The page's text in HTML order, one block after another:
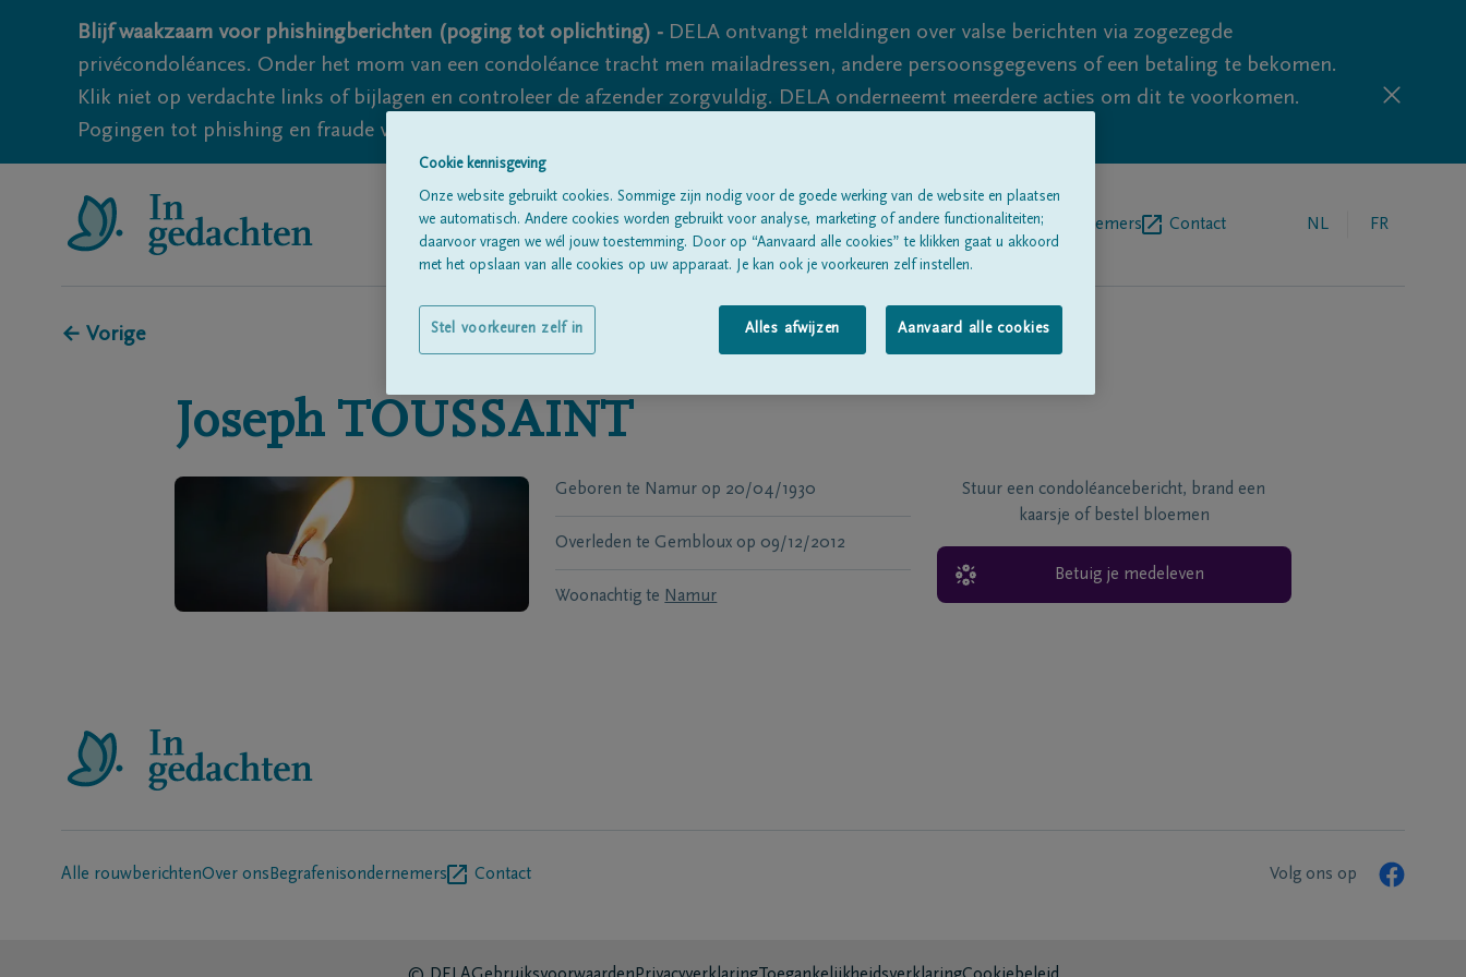
Blijf waakzaam voor phishingberichten (poging tot oplichting) - DELA ontvangt meldingen over valse berichten via zogezegde
privécondoléances. Onder het mom van een condoléance tracht men mailadressen, andere persoonsgegevens of een betaling te bekomen.
Klik niet op verdachte links of bijlagen en controleer de afzender zorgvuldig. DELA onderneemt meerdere acties om dit te voorkomen.
Pogingen tot phishing en fraude vallen echter nooit volledig uit te sluiten, dus blijf waakzaam.
Alle rouwberichten Over onsBegrafenisondernemers Contact NL FR
← Vorige
Joseph TOUSSAINT
Geboren te Namur op 20/04/1930
Overleden te Gembloux op 09/12/2012
Woonachtig te Namur
Stuur een condoléancebericht, brand een
kaarsje of bestel bloemen
Betuig je medeleven
Alle rouwberichtenOver ons Begrafenisondernemers Contact Volg ons op
Cookie kennisgeving
Onze website gebruikt cookies. Sommige zijn nodig voor de goede werking van de website en plaatsen
we automatisch. Andere cookies worden gebruikt voor analyse, marketing of andere functionaliteiten;
daarvoor vragen we wél jouw toestemming. Door op “Aanvaard alle cookies” te klikken gaat u akkoord
met het opslaan van alle cookies op uw apparaat. Je kan ook je voorkeuren zelf instellen.
Alles afwijzen Aanvaard alle cookies
Stel voorkeuren zelf in